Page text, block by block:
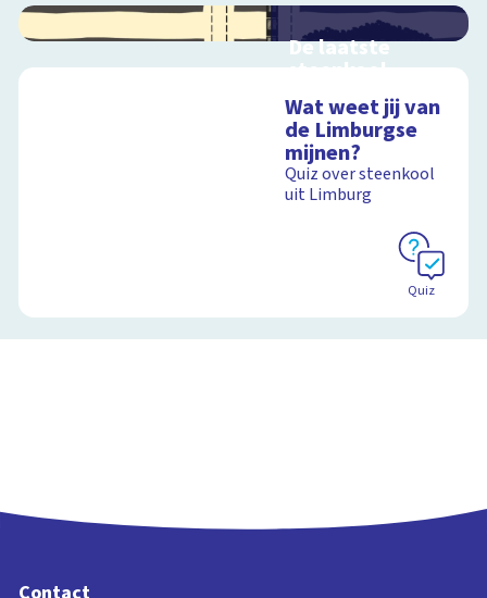
De laatste
steenkool
meer uit de
Limburgse
steenkoolmijnen
Schoolplaat
Wat weet jij van
de Limburgse
mijnen?
Quiz over steenkool
uit Limburg
Quiz
Contact